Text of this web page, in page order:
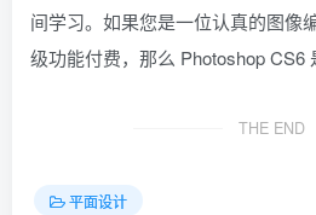
间学习。如果您是一位认真的图像
级功能付费，那么 Photoshop CS6
THE END
平面设计